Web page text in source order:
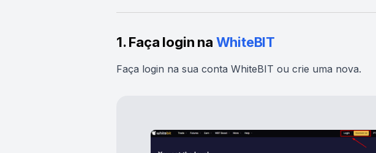
1. Faça login na WhiteBIT
Faça login na sua conta WhiteBIT ou crie uma nova.